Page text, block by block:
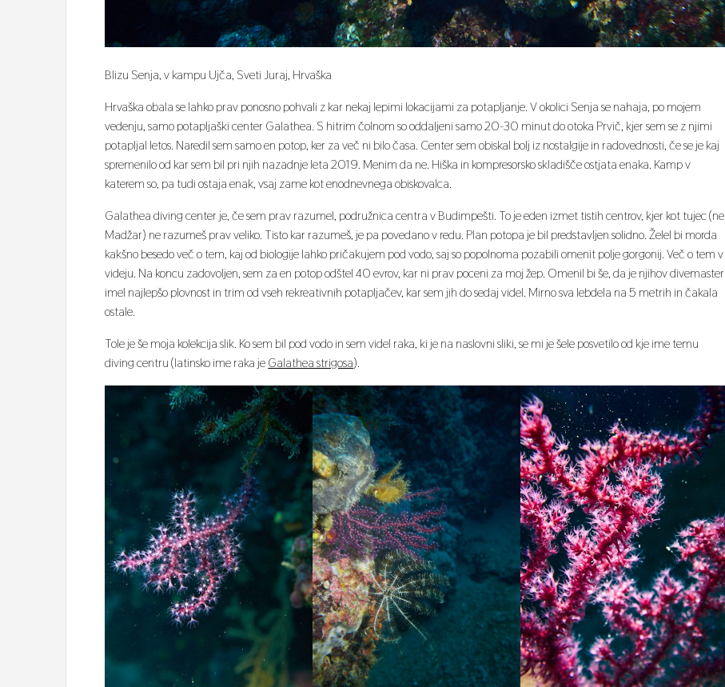
Blizu Senja, v kampu Ujča, Sveti Juraj, Hrvaška
Hrvaška obala se lahko prav ponosno pohvali z kar nekaj lepimi lokacijami za potapljanje. V okolici Senja se nahaja, po mojem
vedenju, samo potapljaški center Galathea. S hitrim čolnom so oddaljeni samo 20-30 minut do otoka Prvič, kjer sem se z njimi
potapljal letos. Naredil sem samo en potop, ker za več ni bilo časa. Center sem obiskal bolj iz nostalgije in radovednosti, če se je kaj
spremenilo od kar sem bil pri njih nazadnje leta 2019. Menim da ne. Hiška in kompresorsko skladišče ostjata enaka. Kamp v
katerem so, pa tudi ostaja enak, vsaj zame kot enodnevnega obiskovalca.
Galathea diving center je, če sem prav razumel, podružnica centra v Budimpešti. To je eden izmet tistih centrov, kjer kot tujec (ne
Madžar) ne razumeš prav veliko. Tisto kar razumeš, je pa povedano v redu. Plan potopa je bil predstavljen solidno. Želel bi morda
kakšno besedo več o tem, kaj od biologije lahko pričakujem pod vodo, saj so popolnoma pozabili omenit polje gorgonij. Več o tem v
videju. Na koncu zadovoljen, sem za en potop odštel 40 evrov, kar ni prav poceni za moj žep. Omenil bi še, da je njihov divemaster
imel najlepšo plovnost in trim od vseh rekreativnih potapljačev, kar sem jih do sedaj videl. Mirno sva lebdela na 5 metrih in čakala
ostale.
Tole je še moja kolekcija slik. Ko sem bil pod vodo in sem videl raka, ki je na naslovni sliki, se mi je šele posvetilo od kje ime temu
diving centru (latinsko ime raka jeGalathea strigosa).